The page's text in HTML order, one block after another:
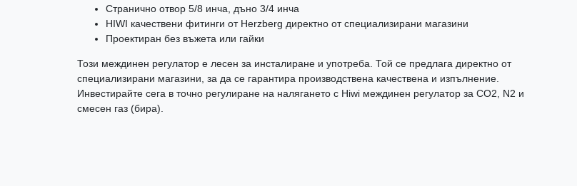
Странично отвор 5/8 инча, дъно 3/4 инча
HIWI качествени фитинги от Herzberg директно от специализирани магазини
Проектиран без въжета или гайки
Този междинен регулатор е лесен за инсталиране и употреба. Той се предлага директно от
специализирани магазини, за да се гарантира производствена качествена и изпълнение.
Инвестирайте сега в точно регулиране на налягането с Hiwi междинен регулатор за CO2, N2 и
смесен газ (бира).